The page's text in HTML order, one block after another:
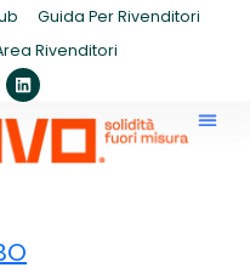
Guida Per Rivenditori
Rivenditori